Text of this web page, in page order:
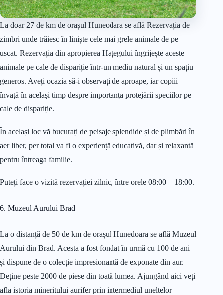
La doar 27 de km de orașul Huneodara se află Rezervația de
zimbri unde trăiesc în liniște cele mai grele animale de pe
uscat. Rezervația din apropierea Hațegului îngrijește aceste
animale pe cale de dispariție într-un mediu natural și un spațiu
generos. Aveți ocazia să-i observați de aproape, iar copiii
învață în același timp despre importanța protejării speciilor pe
cale de dispariție.
În același loc vă bucurați de peisaje splendide și de plimbări în
aer liber, per total va fi o experiență educativă, dar și relaxantă
pentru întreaga familie.
Puteți face o vizită rezervației zilnic, între orele 08:00 – 18:00.
6. Muzeul Aurului Brad
La o distanță de 50 de km de orașul Hunedoara se află Muzeul
Aurului din Brad. Acesta a fost fondat în urmă cu 100 de ani
și dispune de o colecție impresionantă de exponate din aur.
Deține peste 2000 de piese din toată lumea. Ajungând aici veți
afla istoria mineritului aurifer prin intermediul uneltelor